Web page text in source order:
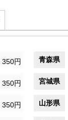
350円 青森県
350円 宮城県
350円 山形県